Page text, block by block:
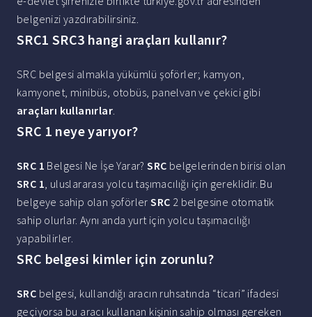
belgenizi yazdırabilirsiniz.
SRC1 SRC3 hangi araçları kullanır?
SRC belgesi almakla yükümlü şoförler; kamyon,
kamyonet, minibüs, otobüs, panelvan ve çekici gibi
araçları kullanırlar.
SRC 1 neye yarıyor?
SRC 1 Belgesi Ne İşe Yarar?SRC belgelerinden birisi olan
SRC 1, uluslararası yolcu taşımacılığı için gereklidir. Bu
belgeye sahip olan şoförlerSRC 2 belgesine otomatik
sahip olurlar. Aynı anda yurt için yolcu taşımacılığı
yapabilirler.
SRC belgesi kimler için zorunlu?
SRC belgesi, kullandığı aracın ruhsatında “ticari” ifadesi
geçiyorsa bu aracı kullanan kişinin sahip olması gereken